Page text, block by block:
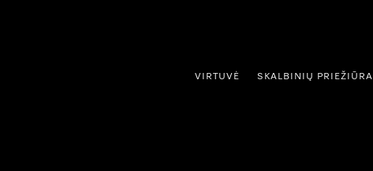
VIRTUVĖ SKALBINIŲ PRIEŽIŪRA